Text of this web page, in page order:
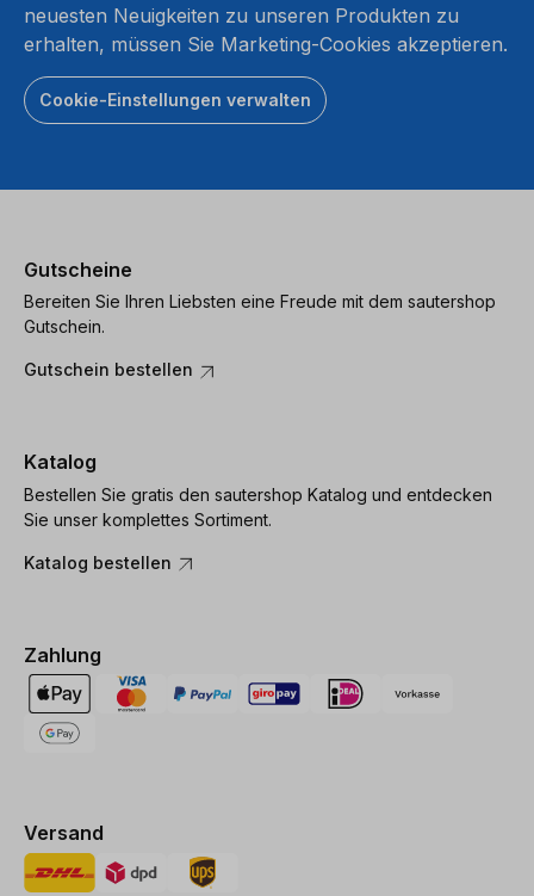
neuesten Neuigkeiten zu unseren Produkten zu
erhalten, müssen Sie Marketing-Cookies akzeptieren.
Cookie-Einstellungen verwalten
Gutscheine
Bereiten Sie Ihren Liebsten eine Freude mit dem sautershop
Gutschein.
Gutschein bestellen
Katalog
Bestellen Sie gratis den sautershop Katalog und entdecken
Sie unser komplettes Sortiment.
Katalog bestellen
Zahlung
Versand